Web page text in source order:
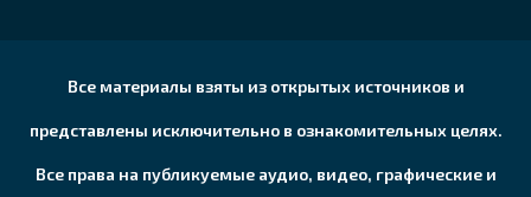
Все материалы взяты из открытых источников и
представлены исключительно в ознакомительных целях.
Все права на публикуемые аудио, видео, графические и